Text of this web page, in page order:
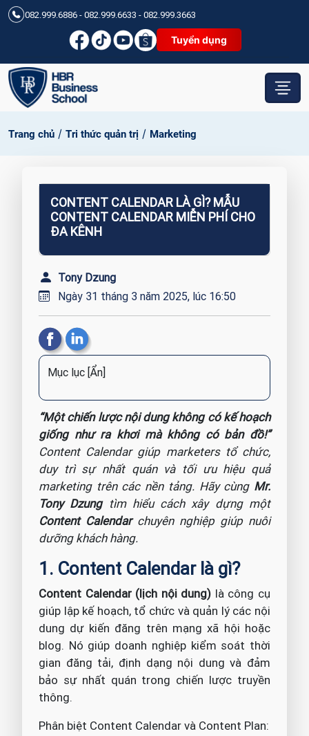
082.999.6886 - 082.999.6633 - 082.999.3663
Tuyển dụng
Trang chủ / Tri thức quản trị / Marketing
CONTENT CALENDAR LÀ GÌ? MẪU
CONTENT CALENDAR MIỄN PHÍ CHO
ĐA KÊNH
Tony Dzung
Ngày 31 tháng 3 năm 2025, lúc 16:50
Mục lục [Ẩn]
“Một chiến lược nội dung không có kế hoạch
giống như ra khơi mà không có bản đồ!”
Content Calendar giúp marketers tổ chức,
duy trì sự nhất quán và tối ưu hiệu quả
marketing trên các nền tảng. Hãy cùng Mr.
Tony Dzungtìm hiểu cách xây dựng một
Content Calendarchuyên nghiệp giúp nuôi
dưỡng khách hàng.
1. Content Calendar là gì?
Content Calendar (lịch nội dung) là công cụ
giúp lập kế hoạch, tổ chức và quản lý các nội
dung dự kiến đăng trên mạng xã hội hoặc
blog. Nó giúp doanh nghiệp kiểm soát thời
gian đăng tải, định dạng nội dung và đảm
bảo sự nhất quán trong chiến lược truyền
thông.
Phân biệt Content Calendar và Content Plan: